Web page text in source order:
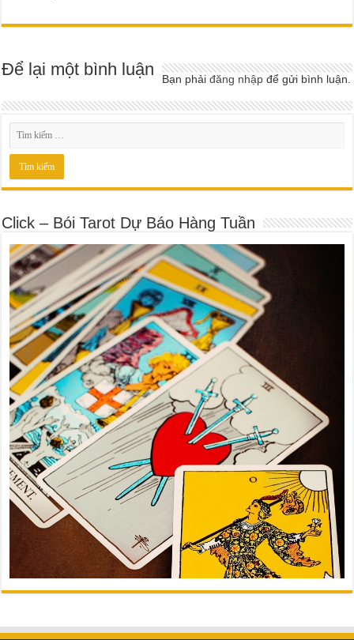
Để lại một bình luận Bạn phảiđăng nhập để gửi bình luận.
Click – Bói Tarot Dự Báo Hàng Tuần